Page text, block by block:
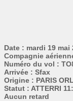
Date : mardi 19 mai
Compagnie
Numéro du vol :
Arrivée : Sfax
Origine : PARIS
Statut : ATTERRI
Aucun retard